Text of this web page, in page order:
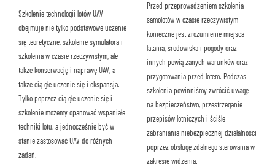
Szkolenie technologii lotów UAV
obejmuje nie tylko podstawowe uczenie
się teoretyczne, szkolenie symulatora i
szkolenia w czasie rzeczywistym, ale
także konserwację i naprawę UAV, a
także ciągłe uczenie się i ekspansja.
Tylko poprzez ciągłe uczenie się i
szkolenie możemy opanować wspaniałe
techniki lotu, a jednocześnie być w
stanie zastosować UAV do różnych
zadań.
Przed przeprowadzeniem szkolenia
samolotów w czasie rzeczywistym
konieczne jest zrozumienie miejsca
latania, środowiska i pogody oraz
innych powiązanych warunków oraz
przygotowania przed lotem. Podczas
szkolenia powinniśmy zwrócić uwagę
na bezpieczeństwo, przestrzeganie
przepisów lotniczych i ściśle
zabraniania niebezpiecznej działalności
poprzez obsługę zdalnego sterowania w
zakresie widzenia.